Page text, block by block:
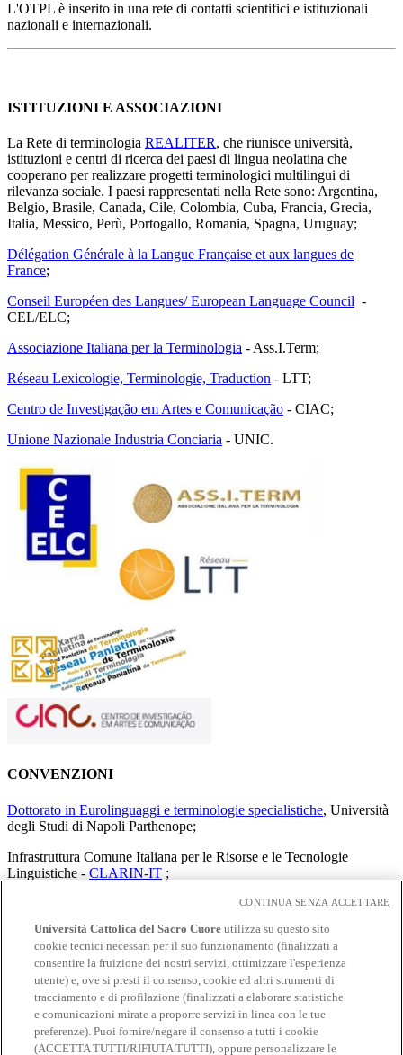
L'OTPL è inserito in una rete di contatti scientifici e istituzionali
nazionali e internazionali.
ISTITUZIONI E ASSOCIAZIONI
La Rete di terminologia REALITER, che riunisce università,
istituzioni e centri di ricerca dei paesi di lingua neolatina che
cooperano per realizzare progetti terminologici multilingui di
rilevanza sociale. I paesi rappresentati nella Rete sono: Argentina,
Belgio, Brasile, Canada, Cile, Colombia, Cuba, Francia, Grecia,
Italia, Messico, Perù, Portogallo, Romania, Spagna, Uruguay;
Délégation Générale à la Langue Française et aux langues de
France;
Conseil Européen des Langues/ European Language Council -
CEL/ELC;
Associazione Italiana per la Terminologia - Ass.I.Term;
Réseau Lexicologie, Terminologie, Traduction - LTT;
Centro de Investigação em Artes e Comunicação - CIAC;
Unione Nazionale Industria Conciaria - UNIC.
CONVENZIONI
Dottorato in Eurolinguaggi e terminologie specialistiche, Università
degli Studi di Napoli Parthenope;
Infrastruttura Comune Italiana per le Risorse e le Tecnologie
Linguistiche - CLARIN-IT ;
TermCoord;
Istituto di Linguistica Computazionale “Antonio Zampolli” del
Consiglio Nazionale delle Ricerche.
Rapporti istituzionali
OTPL è
Direttore e Comitato Direttivo
Comitato Scientifico
Università Cattolica del Sacro Cuore utilizza su questo sito
cookie tecnici necessari per il suo funzionamento (finalizzati a
consentire la fruizione dei nostri servizi, ottimizzare l'esperienza
utente) e, ove si presti il consenso, cookie ed altri strumenti di
tracciamento e di profilazione (finalizzati a elaborare statistiche
e comunicazioni mirate a proporre servizi in linea con le tue
preferenze). Puoi fornire/negare il consenso a tutti i cookie
(ACCETTA TUTTI/RIFIUTA TUTTI), oppure personalizzare le
CONTINUA SENZA ACCETTARE